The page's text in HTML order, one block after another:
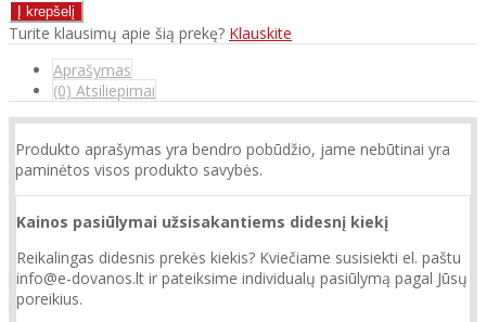
Turite klausimų apie šią prekę? Klauskite
Aprašymas
(0) Atsiliepimai
Produkto aprašymas yra bendro pobūdžio, jame nebūtinai yra
paminėtos visos produkto savybės.
Kainos pasiūlymai užsisakantiems didesnį kiekį
Reikalingas didesnis prekės kiekis? Kviečiame susisiekti el. paštu
info@e-dovanos.lt ir pateiksime individualų pasiūlymą pagal Jūsų
poreikius.